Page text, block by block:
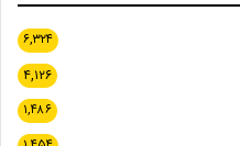
۶,۳۲۴
۴,۱۲۶
۱,۴۸۶